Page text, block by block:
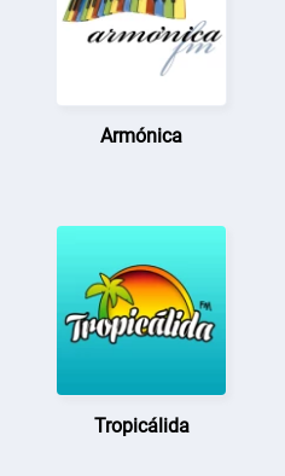
Armónica
Tropicálida